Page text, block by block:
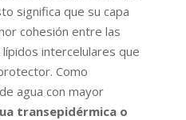
significa que su capa
cohesión entre las
intercelulares que
Como
agua con mayor
transepidérmica o